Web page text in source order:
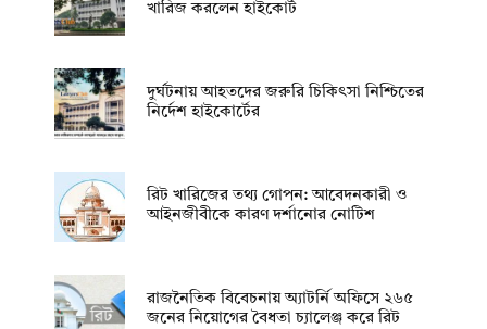
খারিজ করলেন হাইকোর্ট
দুর্ঘটনায় আহতদের জরুরি চিকিৎসা নিশ্চিতের
নির্দেশ হাইকোর্টের
রিট খারিজের তথ্য গোপন: আবেদনকারী ও
আইনজীবীকে কারণ দর্শানোর নোটিশ
রাজনৈতিক বিবেচনায় অ‍্যাটর্নি অফিসে ২৬৫
জনের নিয়োগের বৈধতা চ্যালেঞ্জ করে রিট